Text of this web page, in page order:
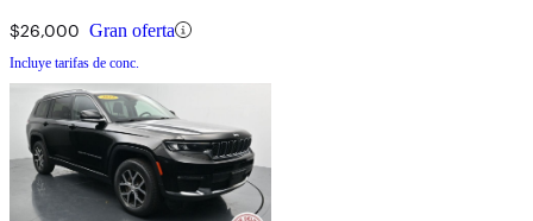
$26,000 Gran oferta
Incluye tarifas de conc.